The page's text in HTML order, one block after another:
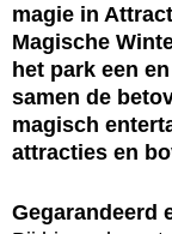
magie in
Magische
het park een
samen de
magisch
attracties en
Gegarandeerd